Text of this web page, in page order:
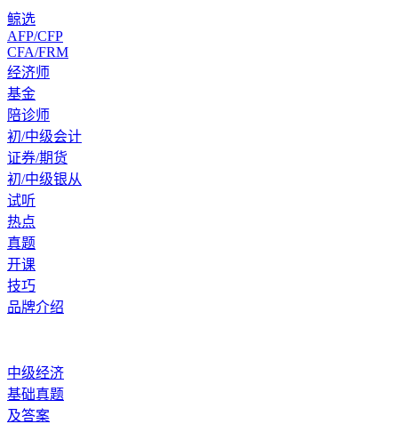
鲸选
AFP/CFP
CFA/FRM
经济师
基金
陪诊师
初/中级会计
证券/期货
初/中级银从
试听
热点
真题
开课
技巧
品牌介绍
中级经济
基础真题
及答案